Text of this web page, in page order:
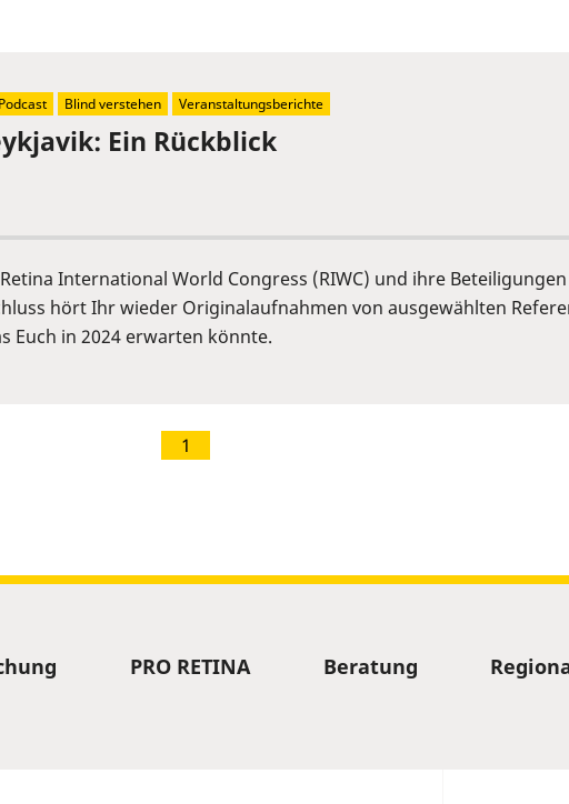
Ein Rückblick
International World Congress (RIWC) und ihre
hört Ihr wieder Originalaufnahmen von ausgewählten
Euch in 2024 erwarten könnte.
Podcast Blind verstehen Veranstaltungsberichte
1
PRO RETINA Beratung